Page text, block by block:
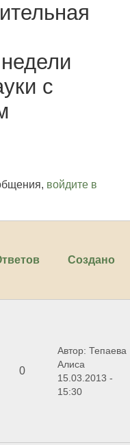
с
войдите в
Создано
0
Автор: Тепаева
Алиса
15.03.2013 -
15:30